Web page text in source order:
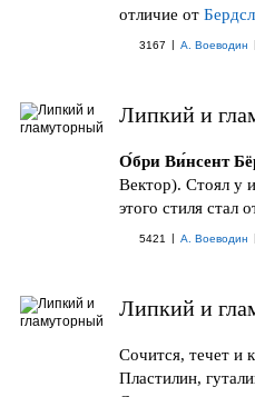
отличие от
3167 | А. Воеводин |
Липкий и
О́бри Ви́нсент
Вектор). Стоял у
этого стиля стал
5421 | А. Воеводин |
Липкий и
Сочится, течет и
Пластилин,